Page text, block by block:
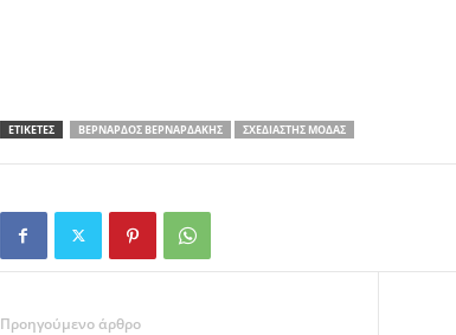
ΕΤΙΚΕΤΕΣ ΒΕΡΝΆΡΔΟΣ ΒΕΡΝΑΡΔΆΚΗΣ ΣΧΕΔΙΑΣΤΉΣ ΜΌΔΑΣ
Προηγούμενο άρθρο